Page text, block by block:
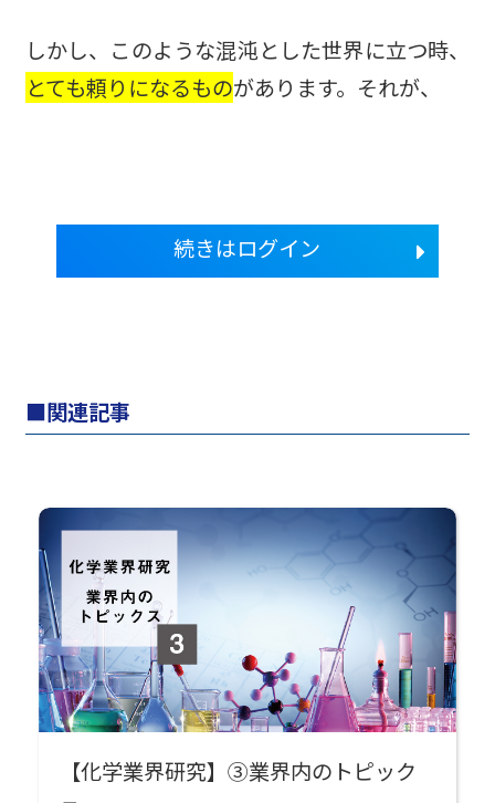
しかし、このような混沌とした世界に立つ時、
とても頼りになるものがあります。それが、
続きはログイン
関連記事
【化学業界研究】③業界内のトピック